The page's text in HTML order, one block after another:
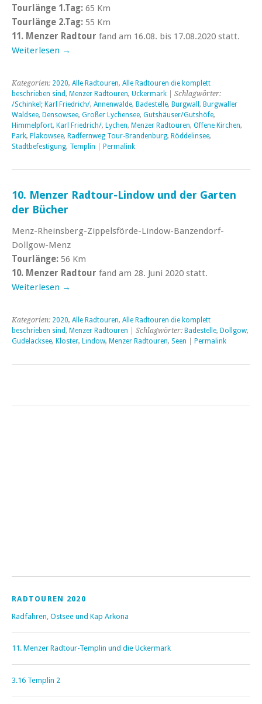
Tourlänge 1.Tag: 65 Km
Tourlänge 2.Tag: 55 Km
11. Menzer Radtour fand am 16.08. bis 17.08.2020 statt.
Weiterlesen →
Kategorien: 2020, Alle Radtouren, Alle Radtouren die komplett
beschrieben sind, Menzer Radtouren, Uckermark | Schlagwörter:
/Schinkel; Karl Friedrich/, Annenwalde, Badestelle, Burgwall , Burgwaller
Waldsee, Densowsee, Großer Lychensee, Gutshäuser/Gutshöfe,
Himmelpfort, Karl Friedrich/, Lychen, Menzer Radtouren, Offene Kirchen,
Park, Plakowsee, Radfernweg Tour-Brandenburg, Röddelinsee,
Stadtbefestigung, Templin Permalink
10. Menzer Radtour-Lindow und der Garten
der Bücher
Menz-Rheinsberg-Zippelsförde-Lindow-Banzendorf-
Dollgow-Menz
Tourlänge: 56 Km
10. Menzer Radtour fand am 28. Juni 2020 statt.
Weiterlesen →
Kategorien: 2020, Alle Radtouren, Alle Radtouren die komplett
beschrieben sind, Menzer Radtouren | Schlagwörter: Badestelle, Dollgow,
Gudelacksee, Kloster, Lindow, Menzer Radtouren, Seen Permalink
RADTOUREN 2020
Radfahren, Ostsee und Kap Arkona
11. Menzer Radtour-Templin und die Uckermark
3.16 Templin 2